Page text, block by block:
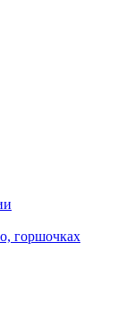
горшочках